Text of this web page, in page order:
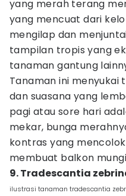
yang merah terang
yang mencuat dari
mengilap dan
tampilan tropis yang
tanaman gantung
Tanaman ini
dan suasana yang
pagi atau sore hari
mekar, bunga
kontras yang
membuat balkon
9. Tradescantia
ilustrasi tanaman tradescantia